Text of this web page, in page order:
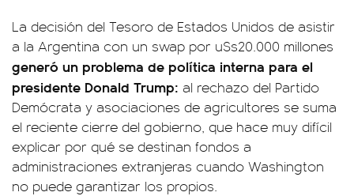
La decisión del Tesoro de Estados Unidos de asistir
a la Argentina con un swap por u$s20.000 millones
generó un problema de política interna para el
presidente Donald Trump: al rechazo del Partido
Demócrata y asociaciones de agricultores se suma
el reciente cierre del gobierno, que hace muy difícil
explicar por qué se destinan fondos a
administraciones extranjeras cuando Washington
no puede garantizar los propios.